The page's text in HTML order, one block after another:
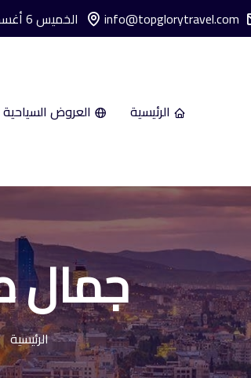
info@topglorytravel.com الخميس 6 أغسطس 2026
الرئيسية العروض السياحية
الرئيسية